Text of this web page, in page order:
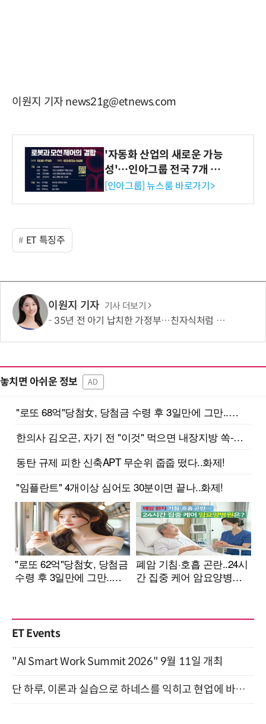
이원지 기자 news21g@etnews.com
'자동화 산업의 새로운 가능
성'…인아그룹 전국 7개 도
시 세미나 페어 개최
[인아그룹] 뉴스룸 바로가기>
ET 특징주
이원지 기자 기사 더보기
35년 전 아기 납치한 가정부…친자식처럼 키워서? '징역 3년' 논란
놓치면 아쉬운 정보 AD
ET Events
"AI Smart Work Summit 2026" 9월 11일 개최
단 하루, 이론과 실습으로 하네스를 익히고 현업에 바로 쓰는 핸즈온 워크숍 (8/20)